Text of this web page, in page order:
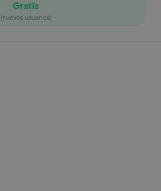
Gratis
(nuevos usuarios)